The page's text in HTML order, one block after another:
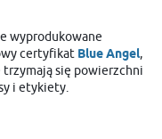
wyprodukowane
certyfikat Blue Angel,
trzymają się powierzchni
i etykiety.